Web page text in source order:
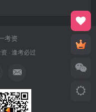
考资
· 逢考必过